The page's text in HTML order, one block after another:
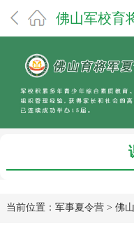
佛山军校育
当前位置： 军事夏令营> 佛